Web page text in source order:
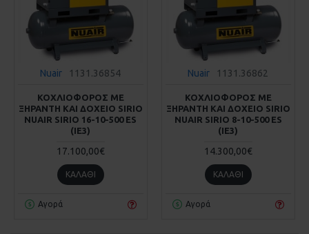
Nuair 1131.36854
ΚΟΧΛΙΟΦΟΡΟΣ ΜΕ
ΞΗΡΑΝΤΗ ΚΑΙ ΔΟΧΕΙΟ SIRIO
NUAIR SIRIO 16-10-500 ES
(IE3)
17.100,00€
ΚΑΛΆΘΙ
Αγορά
Nuair 1131.36862
ΚΟΧΛΙΟΦΟΡΟΣ ΜΕ
ΞΗΡΑΝΤΗ ΚΑΙ ΔΟΧΕΙΟ SIRIO
NUAIR SIRIO 8-10-500 ES
(IE3)
14.300,00€
ΚΑΛΆΘΙ
Αγορά